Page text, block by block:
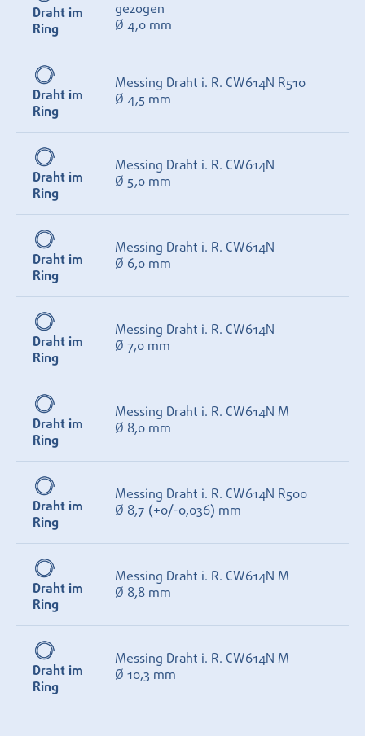
Draht im
Ring
gezogen
Ø 4,0 mm
Draht im
Ring
Messing Draht i. R. CW614N R510
Ø 4,5 mm
Draht im
Ring
Messing Draht i. R. CW614N
Ø 5,0 mm
Draht im
Ring
Messing Draht i. R. CW614N
Ø 6,0 mm
Draht im
Ring
Messing Draht i. R. CW614N
Ø 7,0 mm
Draht im
Ring
Messing Draht i. R. CW614N M
Ø 8,0 mm
Draht im
Ring
Messing Draht i. R. CW614N R500
Ø 8,7 (+0/-0,036) mm
Draht im
Ring
Messing Draht i. R. CW614N M
Ø 8,8 mm
Draht im
Ring
Messing Draht i. R. CW614N M
Ø 10,3 mm